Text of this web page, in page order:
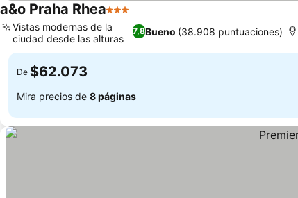
a&o Praha Rhea3 Estrellas
7,8Bueno (38.908 puntuaciones)
Vistas modernas de la
ciudad desde las alturas
De $62.073
Mira precios de 8 páginas